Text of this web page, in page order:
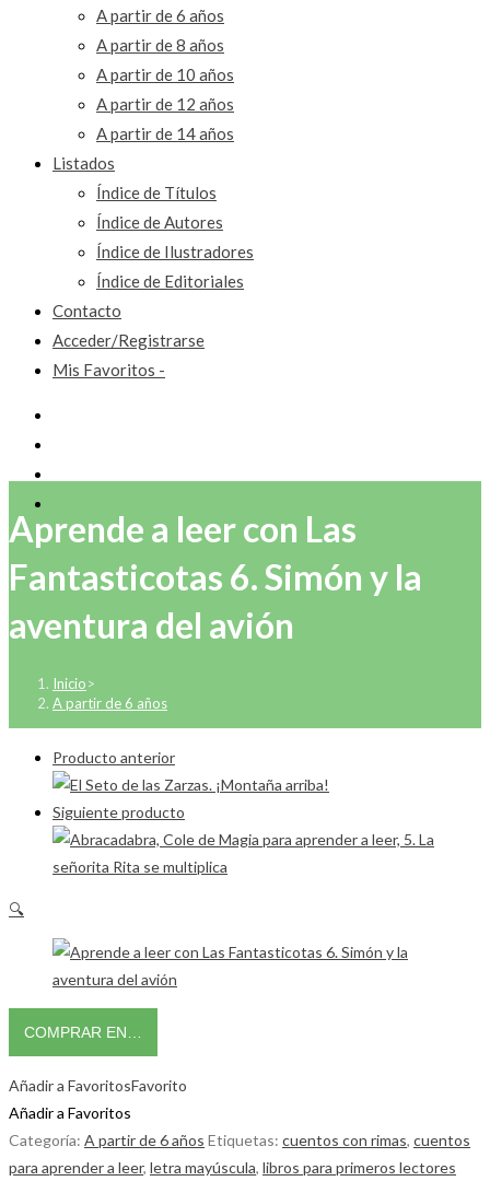
A partir de 6 años
A partir de 8 años
A partir de 10 años
A partir de 12 años
A partir de 14 años
Listados
Índice de Títulos
Índice de Autores
Índice de Ilustradores
Índice de Editoriales
Contacto
Acceder/Registrarse
Mis Favoritos -
Aprende a leer con Las
Fantasticotas 6. Simón y la
aventura del avión
Inicio>
A partir de 6 años
Producto anterior
Siguiente producto
🔍
COMPRAR EN…
Añadir a FavoritosFavorito
Añadir a Favoritos
Categoría: A partir de 6 años Etiquetas: cuentos con rimas, cuentos
para aprender a leer, letra mayúscula, libros para primeros lectores